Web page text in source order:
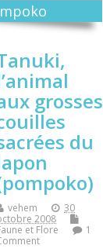
grosses
du
vehem
30
2008
et Flore
1